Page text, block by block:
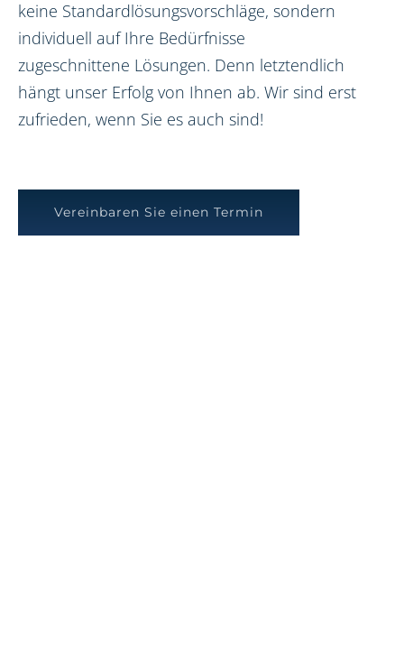
keine Standardlösungsvorschläge, sondern
individuell auf Ihre Bedürfnisse
zugeschnittene Lösungen. Denn letztendlich
hängt unser Erfolg von Ihnen ab. Wir sind erst
zufrieden, wenn Sie es auch sind!
Vereinbaren Sie einen Termin